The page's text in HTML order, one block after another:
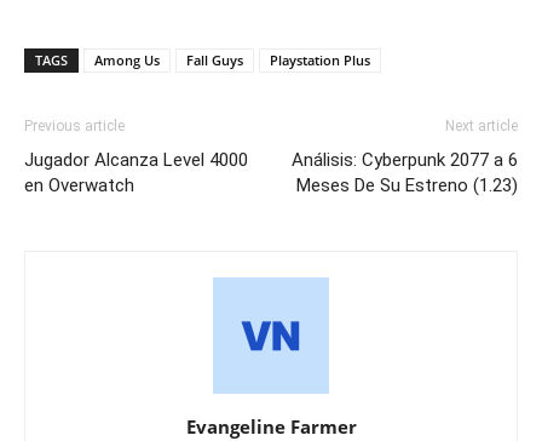
TAGS Among Us Fall Guys Playstation Plus
Previous article
Jugador Alcanza Level 4000
en Overwatch
Next article
Análisis: Cyberpunk 2077 a 6
Meses De Su Estreno (1.23)
Evangeline Farmer